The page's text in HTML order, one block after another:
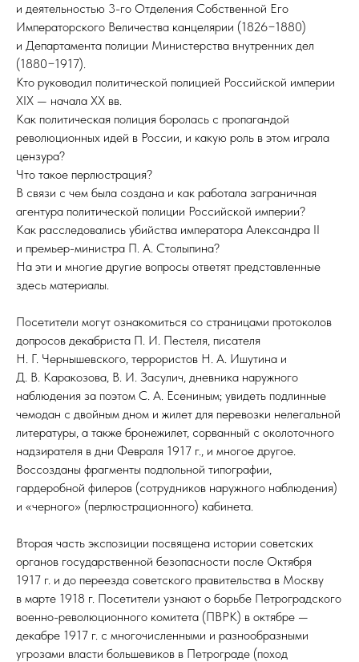
и деятельностью 3-го Отделения Собственной Его
Императорского Величества канцелярии (1826−1880)
и Департамента полиции Министерства внутренних дел
(1880−1917).
Кто руководил политической полицией Российской империи
XIX — начала XX вв.
Как политическая полиция боролась с пропагандой
революционных идей в России, и какую роль в этом играла
цензура?
Что такое перлюстрация?
В связи с чем была создана и как работала заграничная
агентура политической полиции Российской империи?
Как расследовались убийства императора Александра II
и премьер-министра П. А. Столыпина?
На эти и многие другие вопросы ответят представленные
здесь материалы.
Посетители могут ознакомиться со страницами протоколов
допросов декабриста П. И. Пестеля, писателя
Н. Г. Чернышевского, террористов Н. А. Ишутина и
Д. В. Каракозова, В. И. Засулич, дневника наружного
наблюдения за поэтом С. А. Есениным; увидеть подлинные
чемодан с двойным дном и жилет для перевозки нелегальной
литературы, а также бронежилет, сорванный с околоточного
надзирателя в дни Февраля 1917 г., и многое другое.
Воссозданы фрагменты подпольной типографии,
гардеробной филеров (сотрудников наружного наблюдения)
и «черного» (перлюстрационного) кабинета.
Вторая часть экспозиции посвящена истории советских
органов государственной безопасности после Октября
1917 г. и до переезда советского правительства в Москву
в марте 1918 г. Посетители узнают о борьбе Петроградского
военно-революционного комитета (ПВРК) в октябре —
декабре 1917 г. с многочисленными и разнообразными
угрозами власти большевиков в Петрограде (поход